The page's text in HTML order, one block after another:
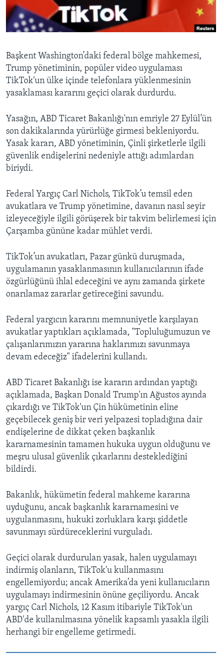
HAYATTAN
SANAT
BIZI TAKIP EDIN
Diller
Başkent Washington’daki federal bölge mahkemesi,
Trump yönetiminin, popüler video uygulaması
TikTok'un ülke içinde telefonlara yüklenmesinin
yasaklaması kararını geçici olarak durdurdu.
Yasağın, ABD Ticaret Bakanlığı'nın emriyle 27 Eylül’ün
son dakikalarında yürürlüğe girmesi bekleniyordu.
Yasak kararı, ABD yönetiminin, Çinli şirketlerle ilgili
güvenlik endişelerini nedeniyle attığı adımlardan
biriydi.
Federal Yargıç Carl Nichols, TikTok’u temsil eden
avukatlara ve Trump yönetimine, davanın nasıl seyir
izleyeceğiyle ilgili görüşerek bir takvim belirlemesi için
Çarşamba gününe kadar mühlet verdi.
TikTok’un avukatları, Pazar günkü duruşmada,
uygulamanın yasaklanmasının kullanıcılarının ifade
özgürlüğünü ihlal edeceğini ve aynı zamanda şirkete
onarılamaz zararlar getireceğini savundu.
Federal yargıcın kararını memnuniyetle karşılayan
avukatlar yaptıkları açıklamada, "Topluluğumuzun ve
çalışanlarımızın yararına haklarımızı savunmaya
devam edeceğiz" ifadelerini kullandı.
ABD Ticaret Bakanlığı ise kararın ardından yaptığı
açıklamada, Başkan Donald Trump'ın Ağustos ayında
çıkardığı ve TikTok'un Çin hükümetinin eline
geçebilecek geniş bir veri yelpazesi topladığına dair
endişelerine de dikkat çeken başkanlık
kararnamesinin tamamen hukuka uygun olduğunu ve
meşru ulusal güvenlik çıkarlarını desteklediğini
bildirdi.
Bakanlık, hükümetin federal mahkeme kararına
uyduğunu, ancak başkanlık kararnamesini ve
uygulanmasını, hukuki zorluklara karşı şiddetle
savunmayı sürdüreceklerini vurguladı.
Geçici olarak durdurulan yasak, halen uygulamayı
indirmiş olanların, TikTok'u kullanmasını
engellemiyordu; ancak Amerika’da yeni kullanıcıların
uygulamayı indirmesinin önüne geçiliyordu. Ancak
yargıç Carl Nichols, 12 Kasım itibariyle TikTok'un
ABD'de kullanılmasına yönelik kapsamlı yasakla ilgili
herhangi bir engelleme getirmedi.